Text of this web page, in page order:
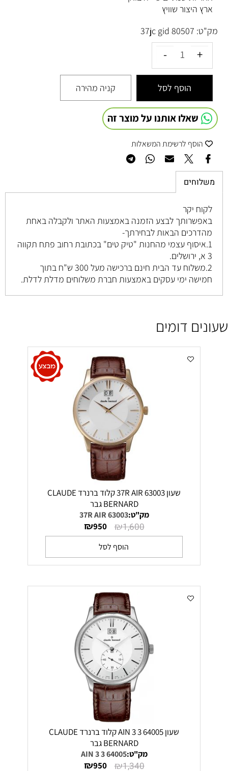
ארץ היצור שוויץ
מק"ט: 80507 37jc gid
הוסף לסל קניה מהירה
שאלו אותנו על מוצר זה
הוסף לרשימת המשאלות
משלוחים
לקוח יקר
באפשרותך לבצע הזמנה באמצעות האתר ולקבלה באחת
מהדרכים הבאות לבחירתך-
1.איסוף עצמי מהחנות "טיק טים" בכתובת רחוב
פתח תקווה
3 א, ירושלים
.
2.משלוח עד הבית חינם ברכישה מעל 300 ש"ח בתוך
חמישה ימי עסקים באמצעות חברת משלוחים מדלת לדלת.
שעונים דומים
שעון 63003 37R AIR קלוד ברנרד CLAUDE
BERNARD גבר
מק"ט:63003 37R AIR
₪1,600
₪950
הוסף לסל
שעון 64005 3 AIN 3 קלוד ברנרד CLAUDE
BERNARD גבר
מק"ט:64005 3 AIN 3
₪1,340
₪950